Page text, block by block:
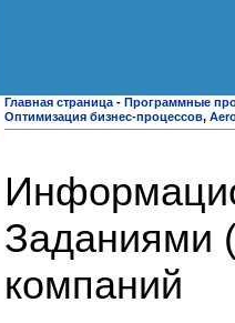
Главная страница - Программные
Оптимизация бизнес-процессов,
Заданиями
компаний